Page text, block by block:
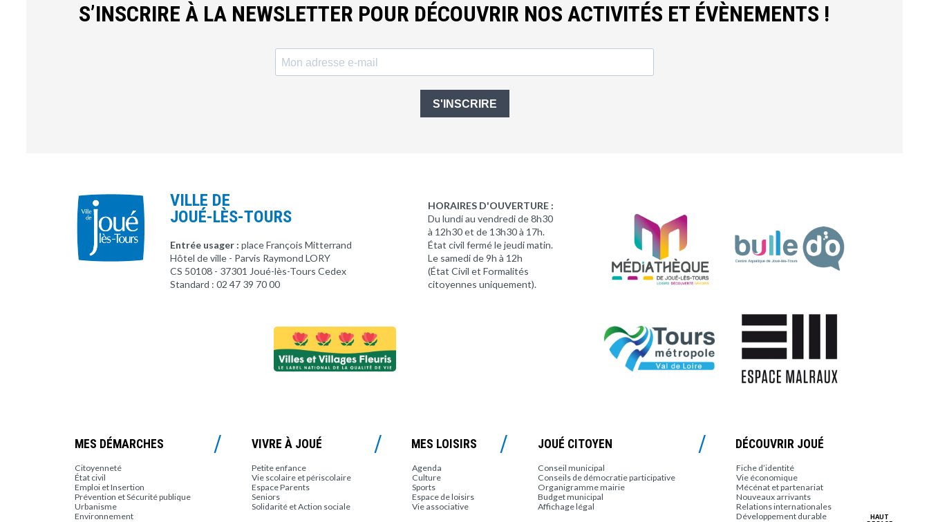
S’INSCRIRE À LA NEWSLETTER POUR DÉCOUVRIR NOS ACTIVITÉS ET ÉVÈNEMENTS !
S'INSCRIRE
VILLE DE
JOUÉ-LÈS-TOURS
Entrée usager : place François Mitterrand
Hôtel de ville - Parvis Raymond LORY
CS 50108 - 37301 Joué-lès-Tours Cedex
Standard : 02 47 39 70 00
HORAIRES D'OUVERTURE :
Du lundi au vendredi de 8h30
à 12h30 et de 13h30 à 17h.
État civil fermé le jeudi matin.
Le samedi de 9h à 12h
(État Civil et Formalités
citoyennes uniquement).
MES DÉMARCHES
Citoyenneté
État civil
Emploi et Insertion
Prévention et Sécurité publique
Urbanisme
Environnement
VIVRE À JOUÉ
Petite enfance
Vie scolaire et périscolaire
Espace Parents
Seniors
Solidarité et Action sociale
MES LOISIRS
Agenda
Culture
Sports
Espace de loisirs
Vie associative
JOUÉ CITOYEN
Conseil municipal
Conseils de démocratie participative
Organigramme mairie
Budget municipal
Affichage légal
DÉCOUVRIR JOUÉ
Fiche d’identité
Vie économique
Mécénat et partenariat
Nouveaux arrivants
Relations internationales
Développement durable
HAUT